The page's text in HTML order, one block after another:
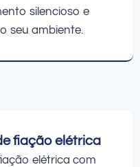
silencioso e
seu ambiente.
fiação elétrica
elétrica com